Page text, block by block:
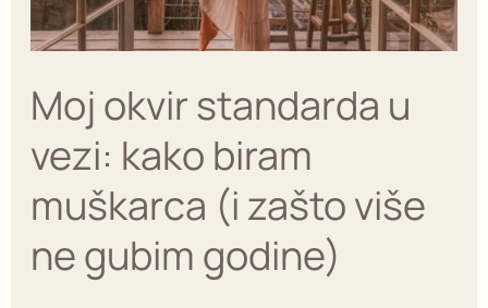
Moj okvir standarda u
vezi: kako biram
muškarca (i zašto više
ne gubim godine)
muškarca
(i
više
gubim
godine)